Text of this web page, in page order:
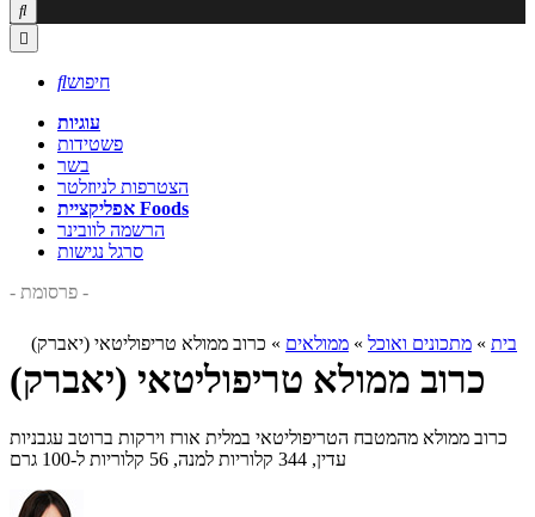


חיפוש
עוגיות
פשטידות
בשר
הצטרפות לניוזלטר
אפליקציית Foods
הרשמה לוובינר
סרגל נגישות
- פרסומת -
בית » מתכונים ואוכל » ממולאים » כרוב ממולא טריפוליטאי (יאברק)
כרוב ממולא טריפוליטאי (יאברק)
כרוב ממולא מהמטבח הטריפוליטאי במלית אורז וירקות ברוטב עגבניות
עדין, 344 קלוריות למנה, 56 קלוריות ל-100 גרם